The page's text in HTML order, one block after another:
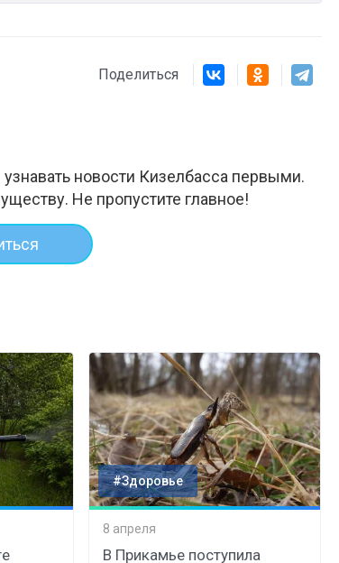
Поделиться
новости Кизелбасса первыми.
Не пропустите главное!
#Здоровье
8 апреля
В Прикамье поступила